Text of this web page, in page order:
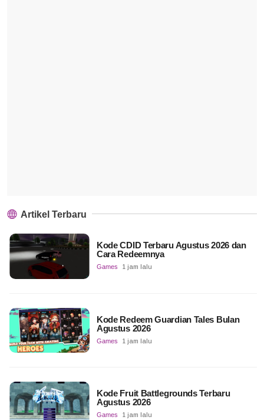
Artikel Terbaru
Kode CDID Terbaru Agustus 2026 dan
Cara Redeemnya
Games 1 jam lalu
Kode Redeem Guardian Tales Bulan
Agustus 2026
Games 1 jam lalu
Kode Fruit Battlegrounds Terbaru
Agustus 2026
Games 1 jam lalu